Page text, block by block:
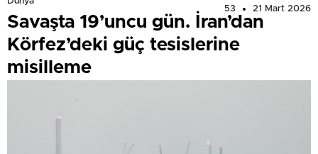
53
21 Mart 2026
Savaşta 19’uncu gün. İran’dan
Körfez’deki güç tesislerine
misilleme